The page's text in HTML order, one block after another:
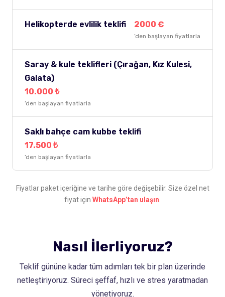
Helikopterde evlilik teklifi 2000 €
’den başlayan fiyatlarla
Saray & kule teklifleri (Çırağan, Kız Kulesi,
Galata)
10.000 ₺
’den başlayan fiyatlarla
Saklı bahçe cam kubbe teklifi
17.500 ₺
’den başlayan fiyatlarla
Fiyatlar paket içeriğine ve tarihe göre değişebilir. Size özel net
fiyat için WhatsApp’tan ulaşın
Nasıl İlerliyoruz?
Teklif gününe kadar tüm adımları tek bir plan üzerinde
netleştiriyoruz. Süreci şeffaf, hızlı ve stres yaratmadan
yönetiyoruz.